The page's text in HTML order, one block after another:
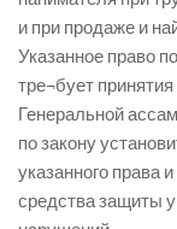
и при продаже и
Указанное право
тре¬бует
Генеральной
по закону
указанного права
средства защиты